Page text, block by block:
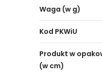
Waga (w g)
Kod PKWiU
Produkt w
(w cm)